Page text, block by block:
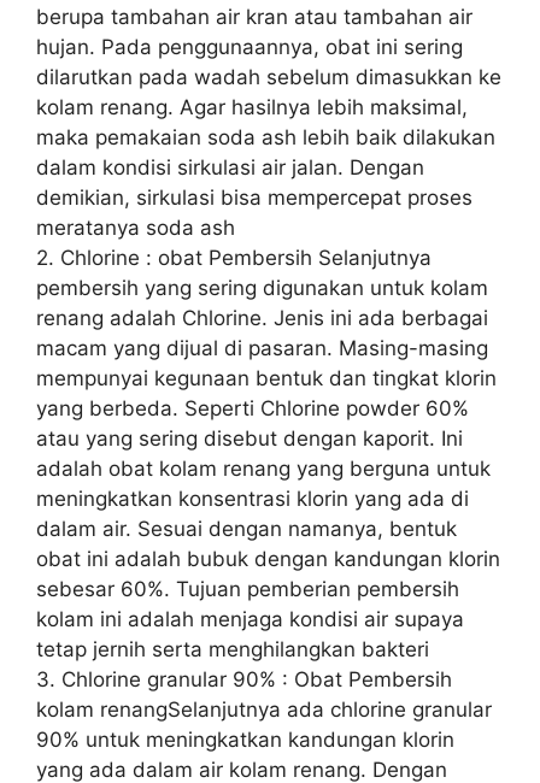
berupa tambahan air kran atau tambahan air
hujan. Pada penggunaannya, obat ini sering
dilarutkan pada wadah sebelum dimasukkan ke
kolam renang. Agar hasilnya lebih maksimal,
maka pemakaian soda ash lebih baik dilakukan
dalam kondisi sirkulasi air jalan. Dengan
demikian, sirkulasi bisa mempercepat proses
meratanya soda ash
2. Chlorine : obat Pembersih Selanjutnya
pembersih yang sering digunakan untuk kolam
renang adalah Chlorine. Jenis ini ada berbagai
macam yang dijual di pasaran. Masing-masing
mempunyai kegunaan bentuk dan tingkat klorin
yang berbeda. Seperti Chlorine powder 60%
atau yang sering disebut dengan kaporit. Ini
adalah obat kolam renang yang berguna untuk
meningkatkan konsentrasi klorin yang ada di
dalam air. Sesuai dengan namanya, bentuk
obat ini adalah bubuk dengan kandungan klorin
sebesar 60%. Tujuan pemberian pembersih
kolam ini adalah menjaga kondisi air supaya
tetap jernih serta menghilangkan bakteri
3. Chlorine granular 90% : Obat Pembersih
kolam renangSelanjutnya ada chlorine granular
90% untuk meningkatkan kandungan klorin
yang ada dalam air kolam renang. Dengan